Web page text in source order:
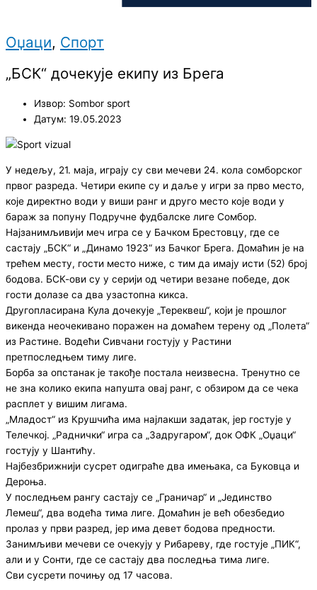
Оџаци, Спорт
„БСК“ дочекује екипу из Брега
Извор: Sombor sport
Датум: 19.05.2023
У недељу, 21. маја, играју су сви мечеви 24. кола сомборског
првог разреда. Четири екипе су и даље у игри за прво место,
које директно води у виши ранг и друго место које води у
бараж за попуну Подручне фудбалске лиге Сомбор.
Најзанимљивији меч игра се у Бачком Брестовцу, где се
састају „БСК“ и „Динамо 1923“ из Бачког Брега. Домаћин је на
трећем месту, гости место ниже, с тим да имају исти (52) број
бодова. БСК-ови су у серији од четири везане победе, док
гости долазе са два узастопна кикса.
Другопласирана Кула дочекује „Тереквеш“, који је прошлог
викенда неочекивано поражен на домаћем терену од „Полета“
из Растине. Водећи Сивчани гостују у Растини
претпоследњем тиму лиге.
Борба за опстанак је такође постала неизвесна. Тренутно се
не зна колико екипа напушта овај ранг, с обзиром да се чека
расплет у вишим лигама.
„Младост“ из Крушчића има најлакши задатак, јер гостује у
Телечкој. „Раднички“ игра са „Задругаром“, док ОФК „Оџаци“
гостују у Шантићу.
Најбезбрижнији сусрет одиграће два имењака, са Буковца и
Дероња.
У последњем рангу састају се „Граничар“ и „Јединство
Лемеш“, два водећа тима лиге. Домаћин је већ обезбедио
пролаз у први разред, јер има девет бодова предности.
Занимљиви мечеви се очекују у Рибареву, где гостује „ПИК“,
али и у Сонти, где се састају два последња тима лиге.
Сви сусрети почињу од 17 часова.